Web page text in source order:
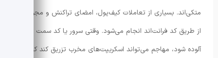
متکی‌اند. بسیاری از تعاملات کیف‌پول، امضای تراکنش و مجوزها
از طریق کد فرانت‌اند انجام می‌شود. وقتی سرور یا کد سمت سرور
آلوده شود، مهاجم می‌تواند اسکریپت‌های مخرب تزریق کند که